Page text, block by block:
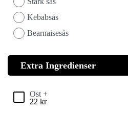
Kebabsås
Bearnaisesås
Extra Ingredienser
Ost +
22 kr